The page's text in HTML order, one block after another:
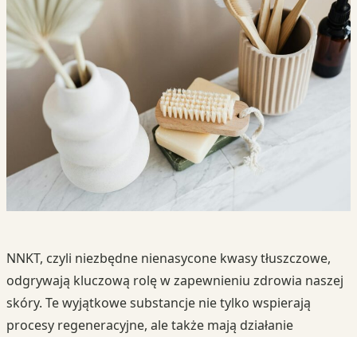
NNKT, czyli niezbędne nienasycone kwasy tłuszczowe,
odgrywają kluczową rolę w zapewnieniu zdrowia naszej
skóry. Te wyjątkowe substancje nie tylko wspierają
procesy regeneracyjne, ale także mają działanie